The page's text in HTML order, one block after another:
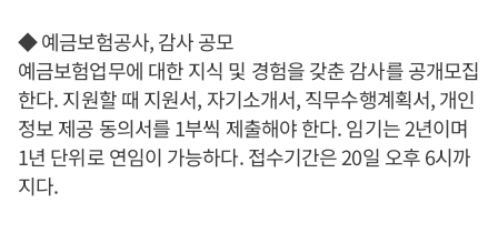
◆ 예금보험공사, 감사 공모
예금보험업무에 대한 지식 및 경험을 갖춘 감사를 공개모집
한다. 지원할 때 지원서, 자기소개서, 직무수행계획서, 개인
정보 제공 동의서를 1부씩 제출해야 한다. 임기는 2년이며
1년 단위로 연임이 가능하다. 접수기간은 20일 오후 6시까
지다.